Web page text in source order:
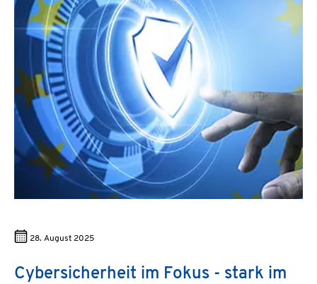
28. August 2025
Cybersicherheit im Fokus - stark im